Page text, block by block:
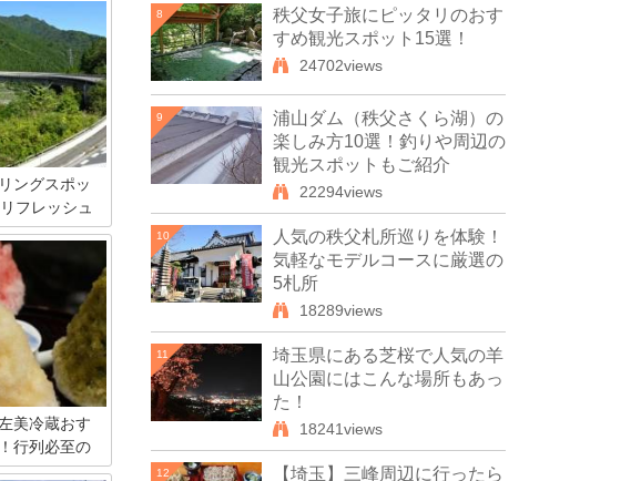
ングスポッ
フレッシュ
」。豊かな自
リングでおすす
どがたくさん
リングで秩父を
いた10ヶ所の
すすめポイン
美冷蔵おす
行列必至の
8
秩父女子旅にピッタリのおす
すめ観光スポット15選！
24702views
9
浦山ダム（秩父さくら湖）の
楽しみ方10選！釣りや周辺の
観光スポットもご紹介
22294views
10
人気の秩父札所巡りを体験！
気軽なモデルコースに厳選の
5札所
18289views
11
埼玉県にある芝桜で人気の羊
山公園にはこんな場所もあっ
た！
18241views
12
【埼玉】三峰周辺に行ったら